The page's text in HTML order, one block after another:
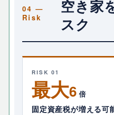
空き家
スク
RISK 01
最大6 倍
固定資産税が増える可